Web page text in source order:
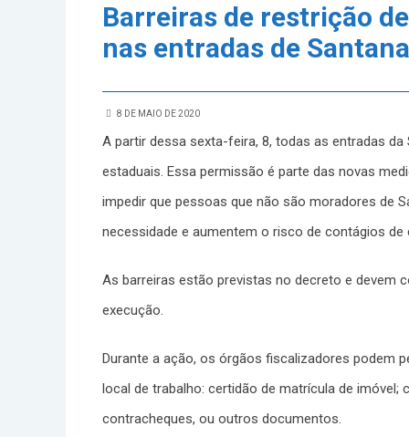
Barreiras de restrição
nas entradas de Santana
8 DE MAIO DE 2020
A partir dessa sexta-feira, 8, todas as entradas
estaduais. Essa permissão é parte das novas
impedir que pessoas que não são moradores de
necessidade e aumentem o risco de contágios de
As barreiras estão previstas no decreto e devem
execução.
Durante a ação, os órgãos fiscalizadores podem
local de trabalho: certidão de matrícula de imóvel;
contracheques, ou outros documentos.